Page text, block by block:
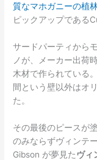
質なマホガニーの植
ピックアップである
サードパーティから
ノが、メーカー出荷
木材で作られている
間という壁以外はオ
た。
その最後のピースが
のみならずヴィンテ
Gibson が夢見たヴィ